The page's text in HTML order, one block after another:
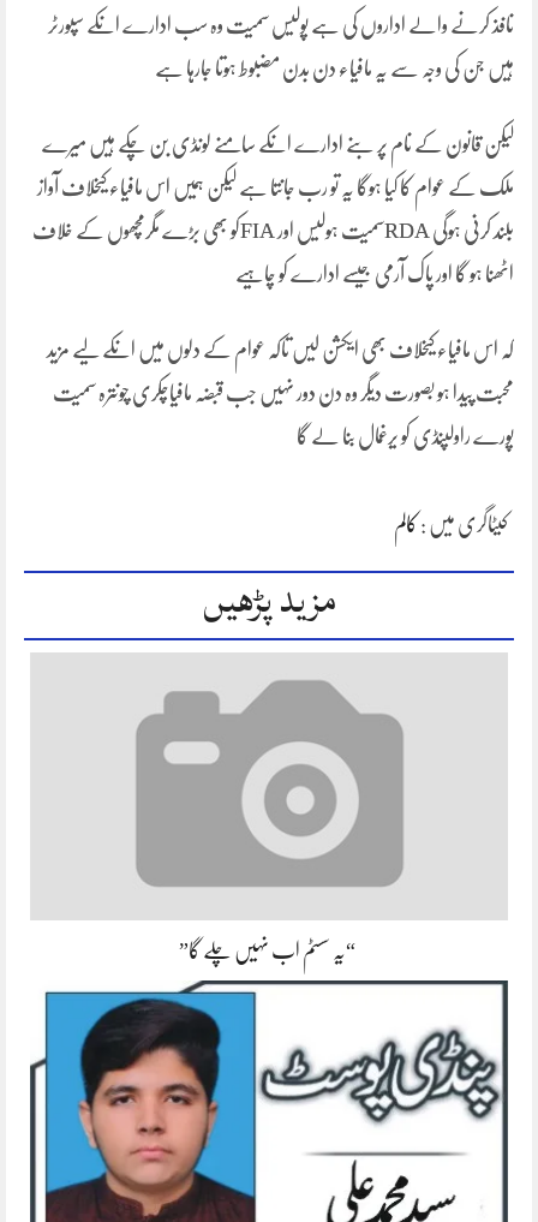
نافذ کرنے والے اداروں کی ہے پولیس سمیت وہ سب ادارے انکے سپورٹر
ہیں جن کی وجہ سے یہ مافیاء دن بدن مضبوط ہوتا جارہا ہے
لیکن قانون کے نام پر بنے ادارے انکے سامنے لونڈی بن چکے ہیں میرے
ملک کے عوام کا کیا ہوگا یہ تو رب جانتا ہے لیکن ہمیں اس مافیاء کیخلاف آواز
بلند کرنی ہوگی RDAسمیت ہولیس اور FIAکو بھی بڑے مگرمچھوں کے خلاف
اٹھنا ہو گا اور پاک آرمی جیسے ادارے کو چاہیے
کہ اس مافیاء کیخلاف بھی ایکشن لیں تاکہ عوام کے دلوں میں انکے لیے مزید
محبت پیدا ہو بصورت دیگر وہ دن دور نہیں جب قبضہ مافیاچکری چونترہ سمیت
پورے راولپنڈی کو یرغمال بنا لے گا
کیٹاگری میں : کالم
مزید پڑھیں
“یہ سسٹم اب نہیں چلے گا”